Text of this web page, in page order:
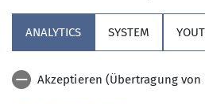
ANALYTICS SYSTEM
Akzeptieren (Übertragung